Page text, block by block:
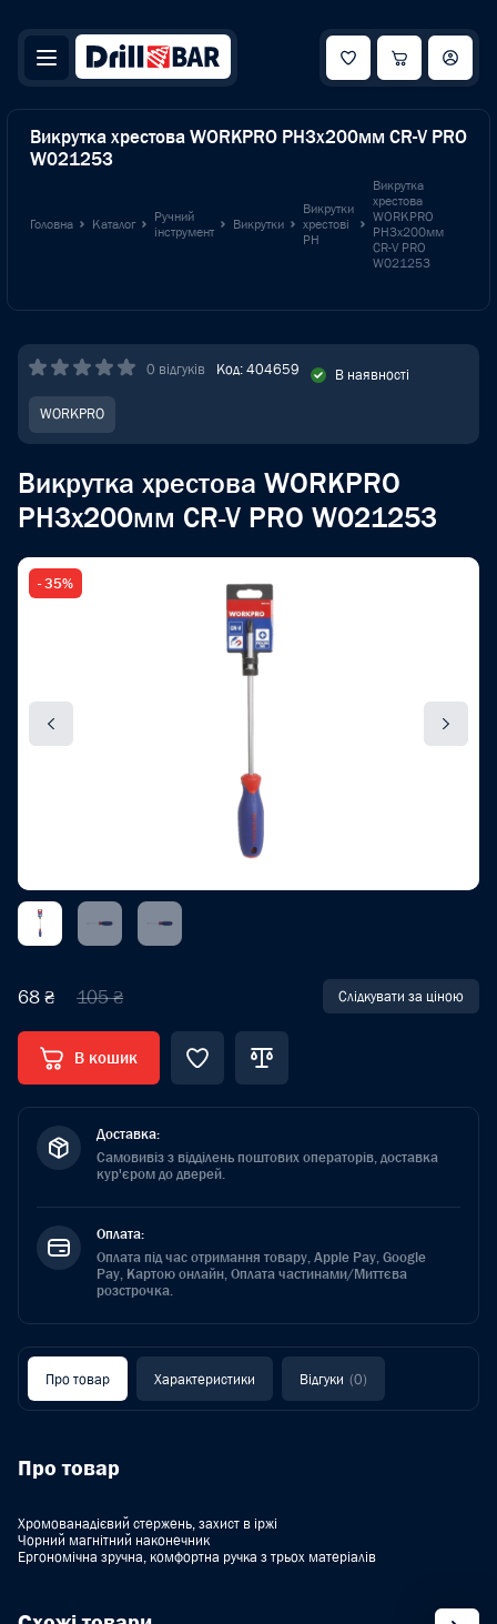
Викрутка хрестова WORKPRO PH3x200мм CR-V PRO
W021253
Головна Каталог
Ручний
інструмент
Викрутки
Викрутки
хрестові
PH
Викрутка
хрестова
WORKPRO
PH3x200мм
CR-V PRO
W021253
0 відгуків Код: 404659 В наявності
WORKPRO
Викрутка хрестова WORKPRO
PH3x200мм CR-V PRO W021253
- 35%
68 ₴ 105 ₴ Слідкувати за ціною
В кошик
Доставка:
Самовивіз з відділень поштових операторів, доставка
кур'єром до дверей.
Оплата:
Оплата під час отримання товару, Apple Pay, Google
Pay, Картою онлайн, Оплата частинами/Миттєва
розстрочка.
Про товар Характеристики Відгуки (0)
Про товар
Хромованадієвий стержень, захист в іржі
Чорний магнітний наконечник
Ергономічна зручна, комфортна ручка з трьох матеріалів